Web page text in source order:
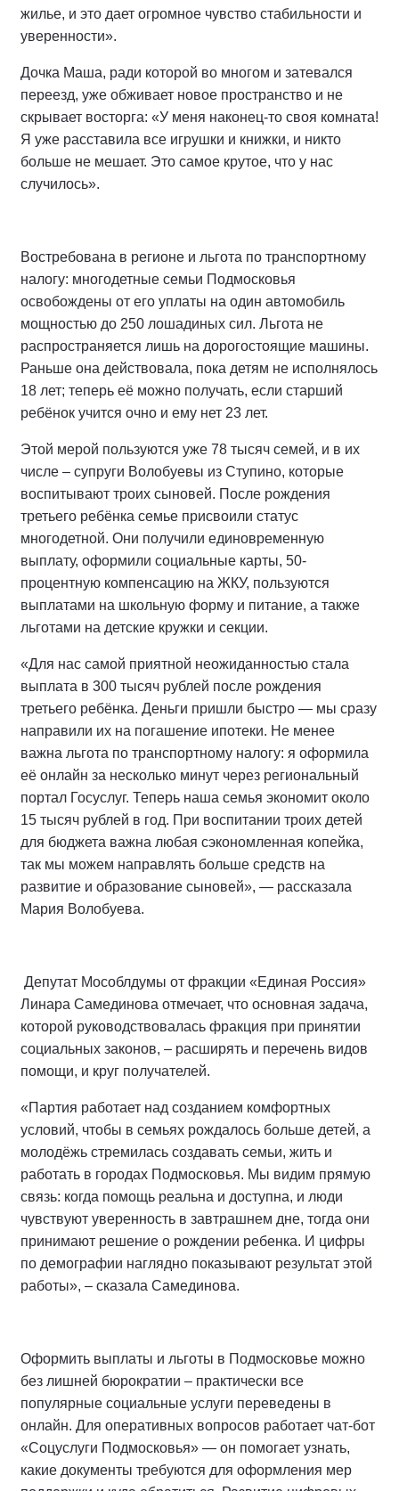
жилье, и это дает огромное чувство стабильности и
уверенности».
Дочка Маша, ради которой во многом и затевался
переезд, уже обживает новое пространство и не
скрывает восторга: «У меня наконец-то своя комната!
Я уже расставила все игрушки и книжки, и никто
больше не мешает. Это самое крутое, что у нас
случилось».
Востребована в регионе и льгота по транспортному
налогу: многодетные семьи Подмосковья
освобождены от его уплаты на один автомобиль
мощностью до 250 лошадиных сил. Льгота не
распространяется лишь на дорогостоящие машины.
Раньше она действовала, пока детям не исполнялось
18 лет; теперь её можно получать, если старший
ребёнок учится очно и ему нет 23 лет.
Этой мерой пользуются уже 78 тысяч семей, и в их
числе – супруги Волобуевы из Ступино, которые
воспитывают троих сыновей. После рождения
третьего ребёнка семье присвоили статус
многодетной. Они получили единовременную
выплату, оформили социальные карты, 50-
процентную компенсацию на ЖКУ, пользуются
выплатами на школьную форму и питание, а также
льготами на детские кружки и секции.
«Для нас самой приятной неожиданностью стала
выплата в 300 тысяч рублей после рождения
третьего ребёнка. Деньги пришли быстро — мы сразу
направили их на погашение ипотеки. Не менее
важна льгота по транспортному налогу: я оформила
её онлайн за несколько минут через региональный
портал Госуслуг. Теперь наша семья экономит около
15 тысяч рублей в год. При воспитании троих детей
для бюджета важна любая сэкономленная копейка,
так мы можем направлять больше средств на
развитие и образование сыновей», — рассказала
Мария Волобуева.
Депутат Мособлдумы от фракции «Единая Россия»
Линара Самединова отмечает, что основная задача,
которой руководствовалась фракция при принятии
социальных законов, – расширять и перечень видов
помощи, и круг получателей.
«Партия работает над созданием комфортных
условий, чтобы в семьях рождалось больше детей, а
молодёжь стремилась создавать семьи, жить и
работать в городах Подмосковья. Мы видим прямую
связь: когда помощь реальна и доступна, и люди
чувствуют уверенность в завтрашнем дне, тогда они
принимают решение о рождении ребенка. И цифры
по демографии наглядно показывают результат этой
работы», – сказала Самединова.
Оформить выплаты и льготы в Подмосковье можно
без лишней бюрократии – практически все
популярные социальные услуги переведены в
онлайн. Для оперативных вопросов работает чат-бот
«Соцуслуги Подмосковья» — он помогает узнать,
какие документы требуются для оформления мер